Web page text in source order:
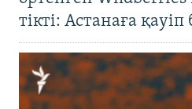
тікті: Астанаға қауіп